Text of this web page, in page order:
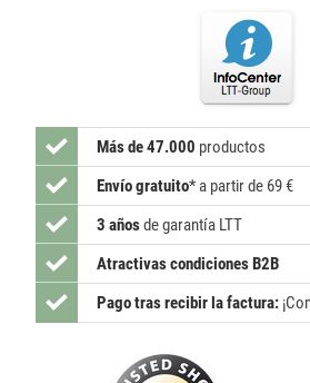
Más de 47.000 productos
Envío gratuito* a partir de 69 €
3 añosde garantía LTT
Atractivas condiciones B2B
Pago tras recibir la factura: